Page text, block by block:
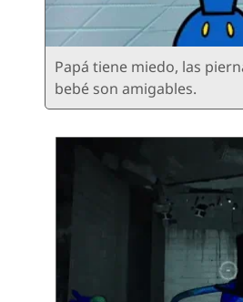
Papá tiene miedo, las
bebé son amigables.